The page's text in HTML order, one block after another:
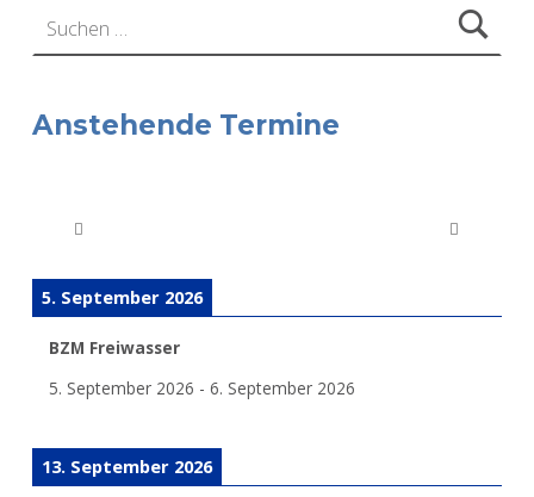
Anstehende Termine
5. September 2026
BZM Freiwasser
5. September 2026 - 6. September 2026
13. September 2026